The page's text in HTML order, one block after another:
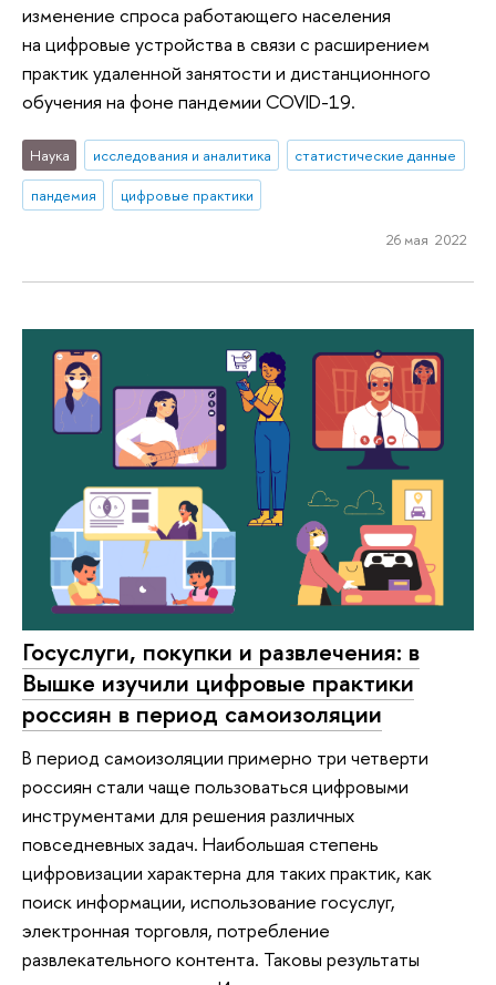
изменение спроса работающего населения
на цифровые устройства в связи с расширением
практик удаленной занятости и дистанционного
обучения на фоне пандемии COVID-19.
Наука исследования и аналитика
статистические данные
пандемия
цифровые практики
26 мая 2022
Госуслуги, покупки и развлечения: в
Вышке изучили цифровые практики
россиян в период самоизоляции
В период самоизоляции примерно три четверти
россиян стали чаще пользоваться цифровыми
инструментами для решения различных
повседневных задач. Наибольшая степень
цифровизации характерна для таких практик, как
поиск информации, использование госуслуг,
электронная торговля, потребление
развлекательного контента. Таковы результаты